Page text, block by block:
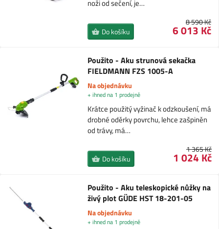
noži od sečení, je…
8 590 Kč
6 013 Kč
Do košíku
Použito - Aku strunová sekačka
FIELDMANN FZS 1005-A
Na objednávku
+ ihned na 1 prodejně
Krátce použitý vyžinač k odzkoušení, má
drobné oděrky povrchu, lehce zašpiněn
od trávy, má…
1 365 Kč
1 024 Kč
Do košíku
Použito - Aku teleskopické nůžky na
živý plot GÜDE HST 18-201-05
Na objednávku
+ ihned na 1 prodejně